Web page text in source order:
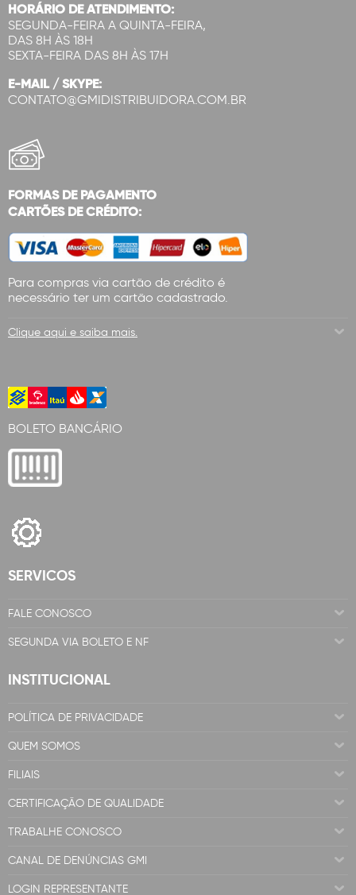
HORÁRIO DE ATENDIMENTO:
SEGUNDA-FEIRA A QUINTA-FEIRA,
DAS 8H ÀS 18H
SEXTA-FEIRA DAS 8H ÀS 17H
E-MAIL / SKYPE:
CONTATO@GMIDISTRIBUIDORA.COM.BR
FORMAS DE PAGAMENTO
CARTÕES DE CRÉDITO:
Para compras via cartão de crédito é
necessário ter um cartão cadastrado.
Clique aqui e saiba mais.
BOLETO BANCÁRIO
SERVICOS
FALE CONOSCO
SEGUNDA VIA BOLETO E NF
INSTITUCIONAL
POLÍTICA DE PRIVACIDADE
QUEM SOMOS
FILIAIS
CERTIFICAÇÃO DE QUALIDADE
TRABALHE CONOSCO
CANAL DE DENÚNCIAS GMI
LOGIN REPRESENTANTE